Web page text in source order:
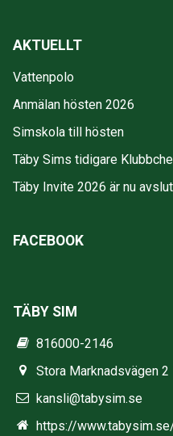
AKTUELLT
Vattenpolo
Anmälan hösten 2026
Simskola till hösten
Täby Sims tidigare
Täby Invite 2026 är nu
FACEBOOK
TÄBY SIM
816000-2146
Stora Marknadsvägen 2
kansli@tabysim.se
https://